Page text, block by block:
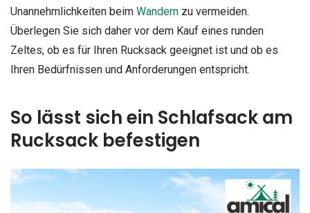
Unannehmlichkeiten beim Wandern zu vermeiden.
Überlegen Sie sich daher vor dem Kauf eines runden
Zeltes, ob es für Ihren Rucksack geeignet ist und ob es
Ihren Bedürfnissen und Anforderungen entspricht.
So lässt sich ein Schlafsack am
Rucksack befestigen